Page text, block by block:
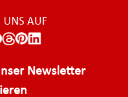
UNS AUF
Newsletter